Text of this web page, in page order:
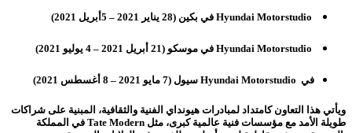
Hyundai Motorstudio في بكين (28 يناير 2021 – 5أبريل 2021)
Hyundai Motorstudio في موسكو (21 أبريل 2021 – 4 يوليو 2021)
Hyundai Motorstudio في سيول (7 مايو 2021 – 8 أغسطس 2021)
ويأتي هذا التعاون كامتداد لمبادرات هيونداي الفنية والثقافية، المبنية على شراكات
طويلة الأمد مع مؤسسات فنية عالمية كبرى، مثل Tate Modern في المملكة